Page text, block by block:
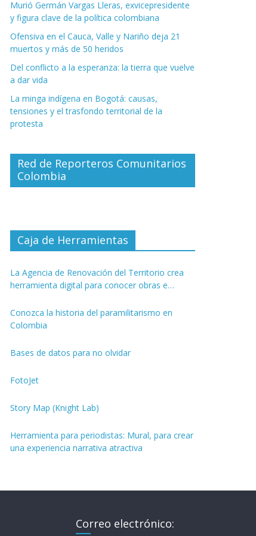
Murió Germán Vargas Lleras, exvicepresidente
y figura clave de la política colombiana
Ofensiva en el Cauca, Valle y Nariño deja 21
muertos y más de 50 heridos
Del conflicto a la esperanza: la tierra que vuelve
a dar vida
La minga indígena en Bogotá: causas,
tensiones y el trasfondo territorial de la
protesta
Red de Reporteros Comunitarios
Colombia
Caja de Herramientas
La Agencia de Renovación del Territorio crea
herramienta digital para conocer obras e
Conozca la historia del paramilitarismo en
Colombia
Bases de datos para no olvidar
FotoJet
Story Map (Knight Lab)
Herramienta para periodistas: Mural, para crear
una experiencia narrativa atractiva
Correo electrónico: